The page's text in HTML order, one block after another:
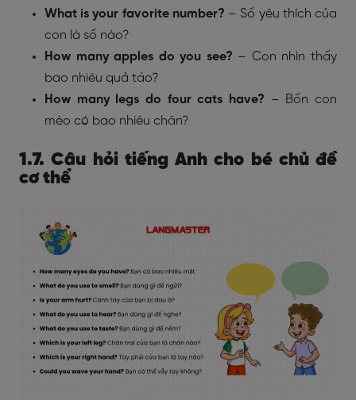
What is your favorite number? – Số yêu thích của
con là số nào?
How many apples do you see? – Con nhìn thấy
bao nhiêu quả táo?
How many legs do four cats have? – Bốn con
mèo có bao nhiêu chân?
1.7. Câu hỏi tiếng Anh cho bé chủ đề
cơ thể